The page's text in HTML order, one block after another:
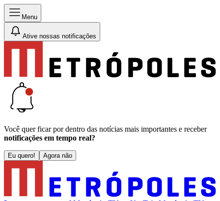
Menu
Ative nossas notificações
Você quer ficar por dentro das notícias mais importantes e receber
notificações em tempo real?
Eu quero! Agora não